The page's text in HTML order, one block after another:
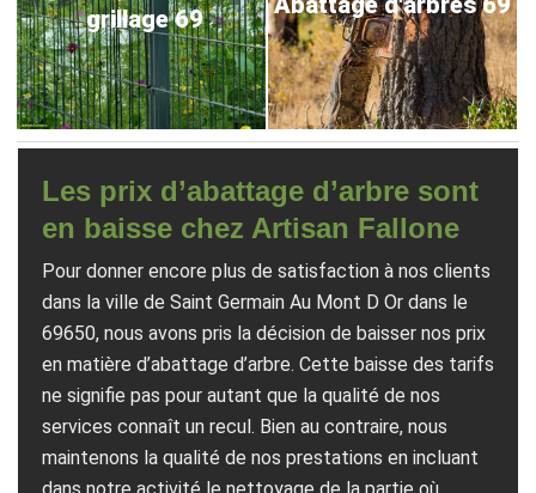
grillage 69
Les prix d’abattage d’arbre sont
en baisse chez Artisan Fallone
Pour donner encore plus de satisfaction à nos clients
dans la ville de Saint Germain Au Mont D Or dans le
69650, nous avons pris la décision de baisser nos prix
en matière d’abattage d’arbre. Cette baisse des tarifs
ne signifie pas pour autant que la qualité de nos
services connaît un recul. Bien au contraire, nous
maintenons la qualité de nos prestations en incluant